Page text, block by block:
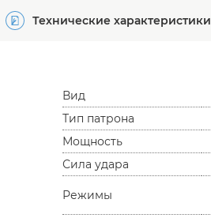
Технические характеристики
Вид
Тип патрона
Мощность
Сила удара
Режимы